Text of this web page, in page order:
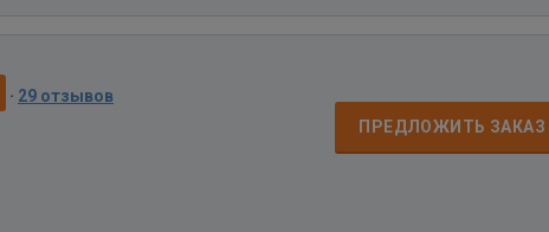
· 29 отзывов
ПРЕДЛОЖИТЬ ЗАКАЗ